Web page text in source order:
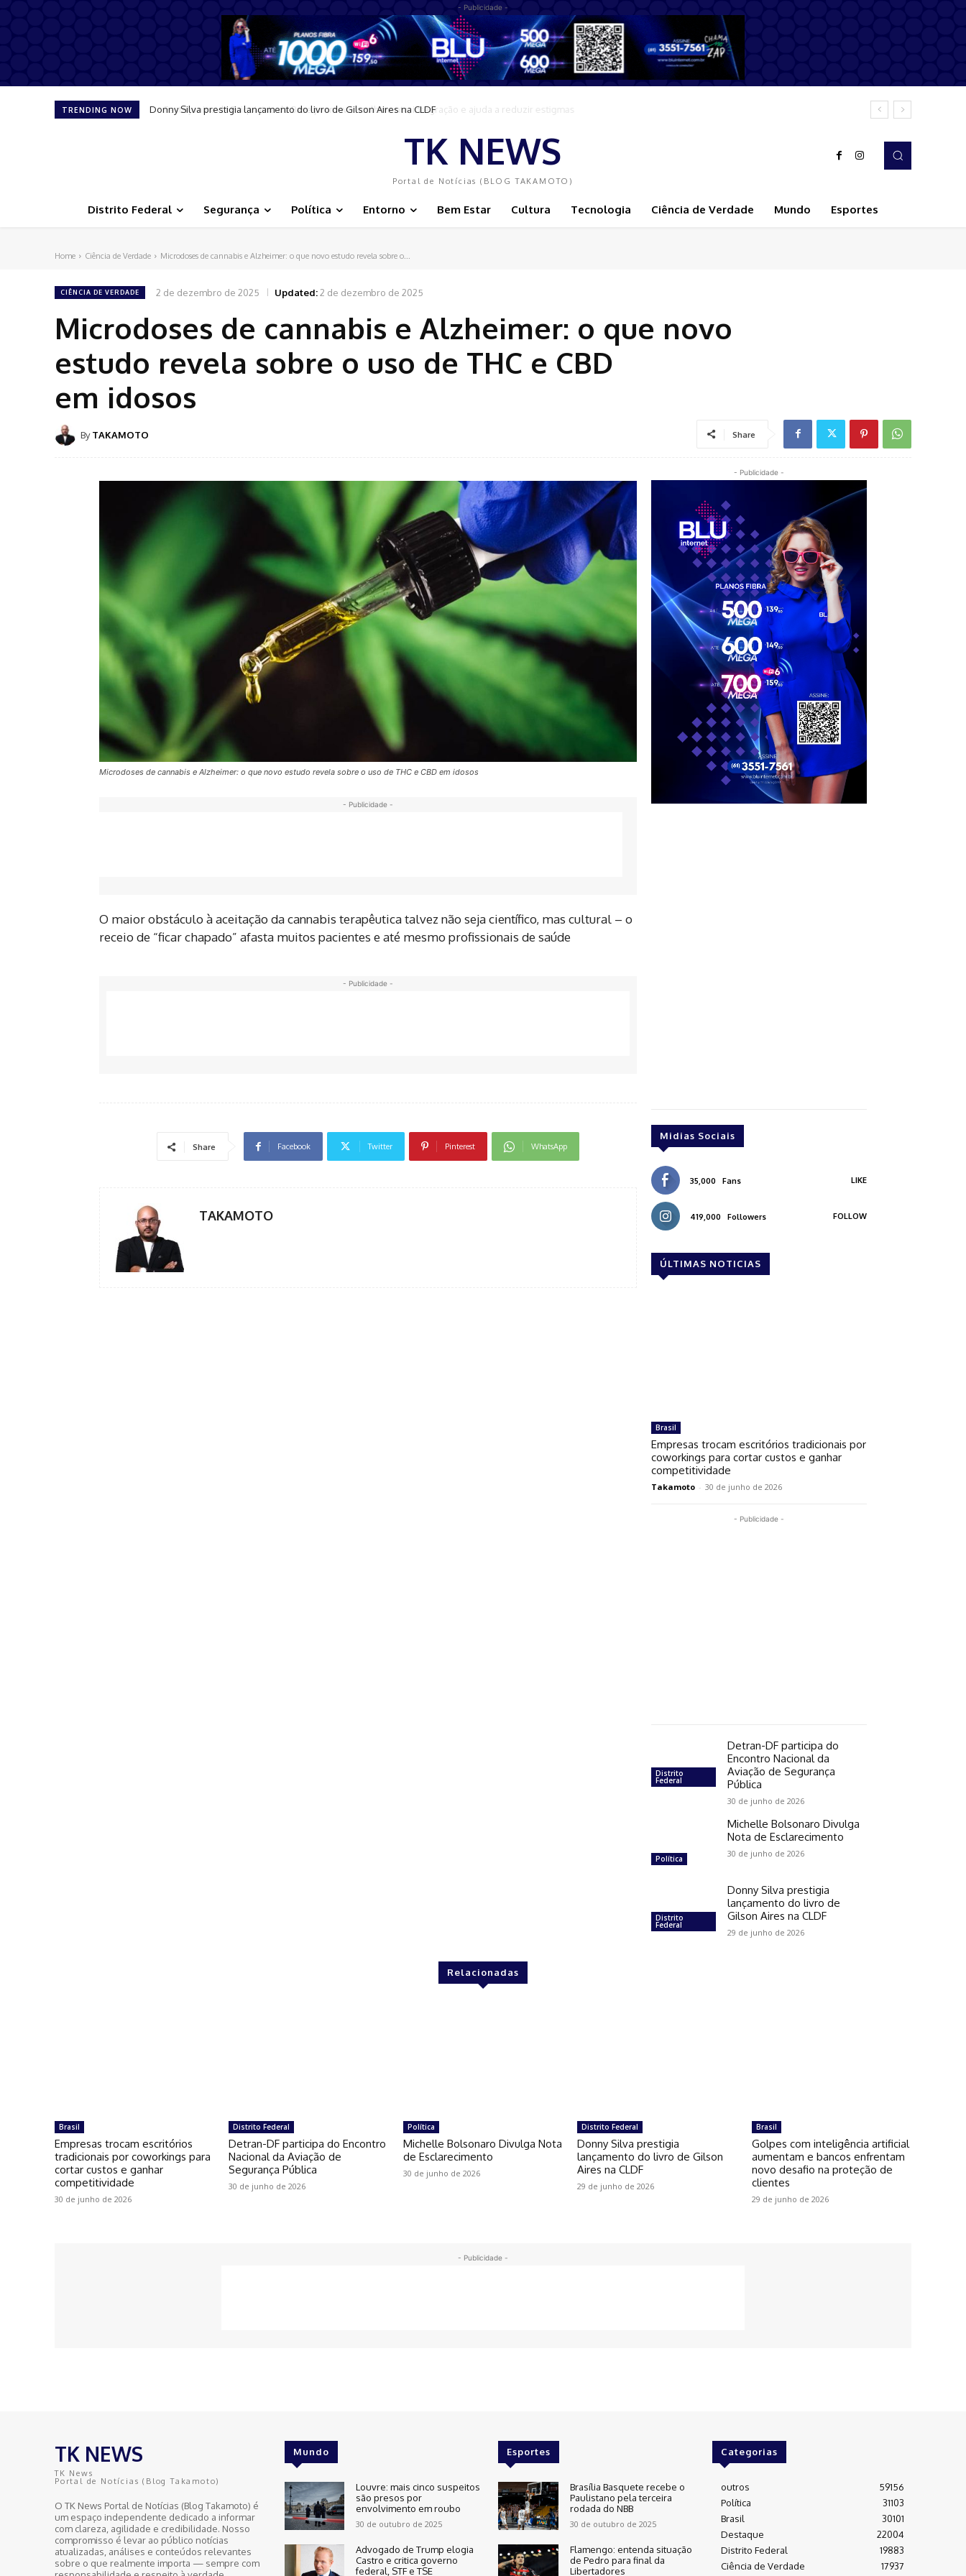
- Publicidade -
TRENDING NOW Festa junina da Psiquiatria do Base promove acolhimento, integração e ajuda a reduzir estigmas
TK NEWS
Portal de Notícias (BLOG TAKAMOTO)
Distrito Federal Segurança Política Entorno Bem Estar Cultura Tecnologia Ciência de Verdade Mundo Esportes
Home Ciência de Verdade Microdoses de cannabis e Alzheimer: o que novo estudo revela sobre o...
CIÊNCIA DE VERDADE 2 de dezembro de 2025 Updated:2 de dezembro de 2025
Microdoses de cannabis e Alzheimer: o que novo
estudo revela sobre o uso de THC e CBD
em idosos
By TAKAMOTO Share
Microdoses de cannabis e Alzheimer: o que novo estudo revela sobre o uso de THC e CBD em idosos
- Publicidade -
O maior obstáculo à aceitação da cannabis terapêutica talvez não seja científico, mas cultural – o
receio de “ficar chapado” afasta muitos pacientes e até mesmo profissionais de saúde
- Publicidade -
Share Facebook Twitter Pinterest WhatsApp
TAKAMOTO
- Publicidade -
Midias Sociais
35,000 Fans LIKE
419,000 Followers FOLLOW
ÚLTIMAS NOTICIAS
Brasil
Empresas trocam escritórios tradicionais por
coworkings para cortar custos e ganhar
competitividade
Takamoto - 30 de junho de 2026
- Publicidade -
Distrito
Federal
Detran-DF participa do
Encontro Nacional da
Aviação de Segurança
Pública
30 de junho de 2026
Política
Michelle Bolsonaro Divulga
Nota de Esclarecimento
30 de junho de 2026
Distrito
Federal
Donny Silva prestigia
lançamento do livro de
Gilson Aires na CLDF
29 de junho de 2026
Relacionadas
Brasil
Empresas trocam escritórios
tradicionais por coworkings para
cortar custos e ganhar
competitividade
30 de junho de 2026
Distrito Federal
Detran-DF participa do Encontro
Nacional da Aviação de
Segurança Pública
30 de junho de 2026
Política
Michelle Bolsonaro Divulga Nota
de Esclarecimento
30 de junho de 2026
Distrito Federal
Donny Silva prestigia
lançamento do livro de Gilson
Aires na CLDF
29 de junho de 2026
Brasil
Golpes com inteligência artificial
aumentam e bancos enfrentam
novo desafio na proteção de
clientes
29 de junho de 2026
- Publicidade -
TK NEWS
TK News
Portal de Notícias (Blog Takamoto)
O TK News Portal de Notícias (Blog Takamoto) é
um espaço independente dedicado a informar
com clareza, agilidade e credibilidade. Nosso
compromisso é levar ao público notícias
atualizadas, análises e conteúdos relevantes
sobre o que realmente importa — sempre com
Mundo
Louvre: mais cinco suspeitos
são presos por
envolvimento em roubo
30 de outubro de 2025
Advogado de Trump elogia
Castro e critica governo
federal, STF e TSE
Esportes
Brasília Basquete recebe o
Paulistano pela terceira
rodada do NBB
30 de outubro de 2025
Flamengo: entenda situação
de Pedro para final da
Libertadores
Categorias
outros
59156
Política
31103
Brasil
30101
Destaque
22004
Distrito Federal
19883
Ciência de Verdade
17937